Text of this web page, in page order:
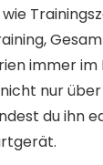
immer im
nur
du ihn